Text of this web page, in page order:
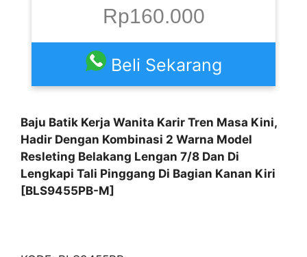
Rp160.000
Beli Sekarang
Baju Batik Kerja Wanita Karir Tren Masa Kini,
Hadir Dengan Kombinasi 2 Warna Model
Resleting Belakang Lengan 7/8 Dan Di
Lengkapi Tali Pinggang Di Bagian Kanan Kiri
[BLS9455PB-M]